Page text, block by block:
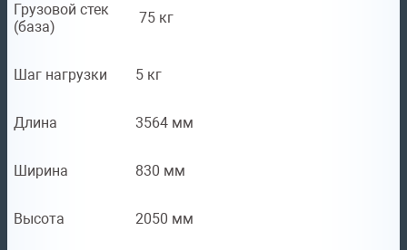
Грузовой стек
(база)
75 кг
Шаг нагрузки 5 кг
Длина 3564 мм
Ширина 830 мм
Высота 2050 мм